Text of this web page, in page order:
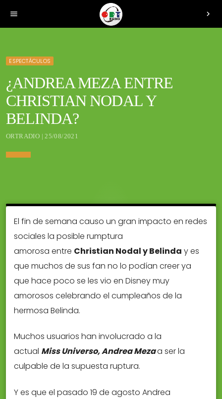
menu chevron_right
ESPECTÁCULOS
¿ANDREA MEZA ENTRE
CHRISTIAN NODAL Y
BELINDA?
ORTRADIO | 25/08/2021
El fin de semana causo un gran impacto en redes
sociales la posible rumptura
amorosa entre Christian Nodal y Belinda y es
que muchos de sus fan no lo podían creer ya
que hace poco se les vio en Disney muy
amorosos celebrando el cumpleaños de la
hermosa Belinda.
Muchos usuarios han involucrado a la
actual Miss Universo, Andrea Mezaa ser la
culpable de la supuesta ruptura.
Y es que el pasado 19 de agosto Andrea